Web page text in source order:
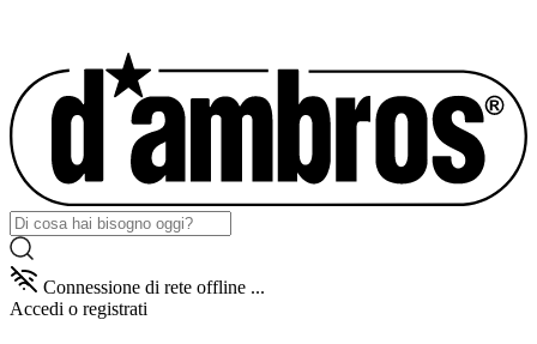
Connessione di rete offline ...
Accedi o registrati